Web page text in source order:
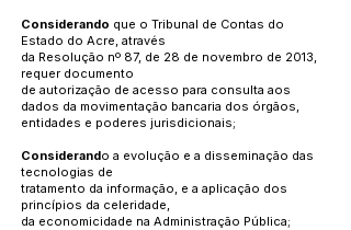
Considerando que o Tribunal de Contas do
Estado do Acre, através
da Resolução nº 87, de 28 de novembro de 2013,
requer documento
de autorização de acesso para consulta aos
dados da movimentação bancaria dos órgãos,
entidades e poderes jurisdicionais;
Considerando a evolução e a disseminação das
tecnologias de
tratamento da informação, e a aplicação dos
princípios da celeridade,
da economicidade na Administração Pública;